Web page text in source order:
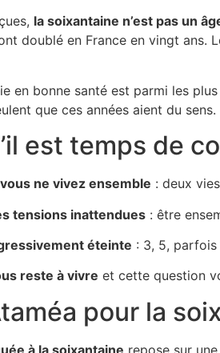
la soixantaine n’est pas un
doublé en France en vingt ans.
en bonne santé est parmi les plus
que ces années aient du sens.
est temps de
ne vivez ensemble : deux
tensions inattendues : être
éteinte : 3, 5, parfois
reste à vivre et cette question
pour la
à la soixantaine repose sur